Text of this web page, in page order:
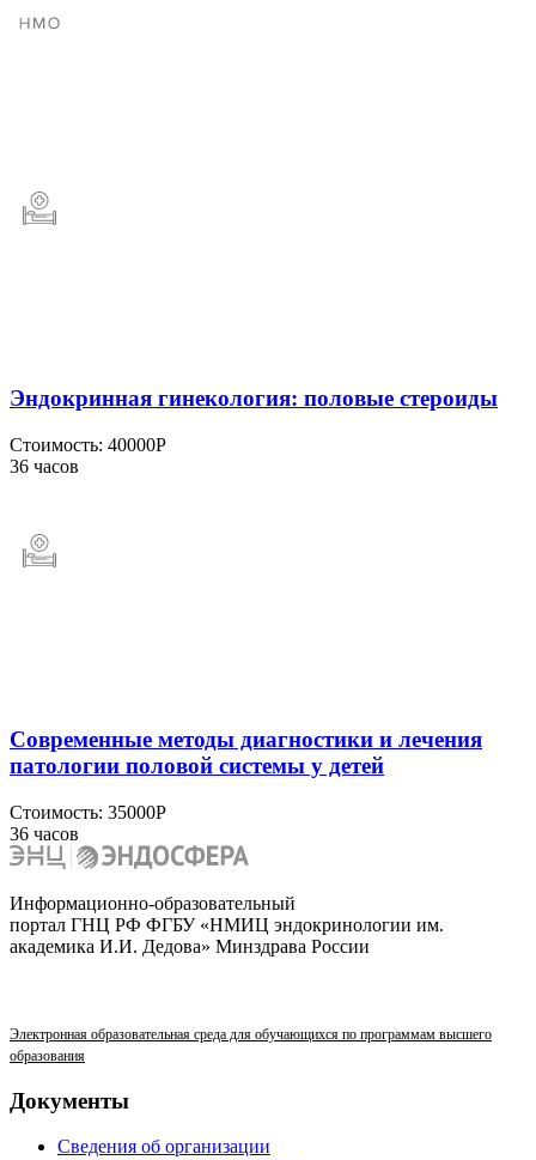
Эндокринная гинекология: половые стероиды
Стоимость: 40000Р
36 часов
Современные методы диагностики и лечения
патологии половой системы у детей
Стоимость: 35000Р
36 часов
Информационно-образовательный
портал ГНЦ РФ ФГБУ «НМИЦ эндокринологии им.
академика И.И. Дедова» Минздрава России
Электронная образовательная среда для обучающихся по программам высшего
образования
Документы
Сведения об организации